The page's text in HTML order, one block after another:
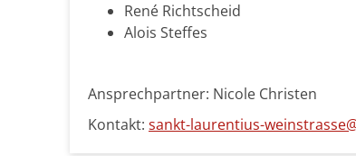
René Richtscheid
Alois Steffes
Ansprechpartner: Nicole Christen
Kontakt: sankt-laurentius-